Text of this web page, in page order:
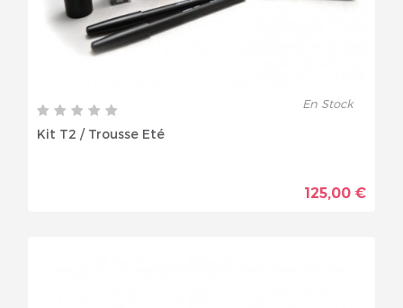
En Stock
Kit T2 / Trousse Eté
125,00 €